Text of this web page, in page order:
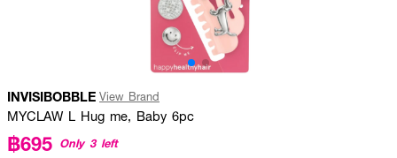
INVISIBOBBLE View Brand
MYCLAW L Hug me, Baby 6pc
฿695 Only 3 left